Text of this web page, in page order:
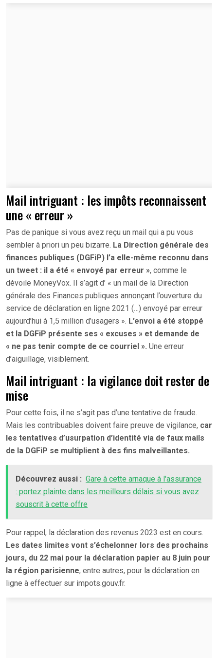
Mail intriguant : les impôts reconnaissent
une « erreur »
Pas de panique si vous avez reçu un mail qui a pu vous
sembler à priori un peu bizarre. La Direction générale des
finances publiques (DGFiP) l’a elle-même reconnu dans
un tweet : il a été « envoyé par erreur », comme le
dévoile MoneyVox. Il s’agit d’ « un mail de la Direction
générale des Finances publiques annonçant l’ouverture du
service de déclaration en ligne 2021 (…) envoyé par erreur
aujourd’hui à 1,5 million d’usagers ». L’envoi a été stoppé
et la DGFiP présente ses « excuses » et demande de
« ne pas tenir compte de ce courriel ». Une erreur
d’aiguillage, visiblement.
Mail intriguant : la vigilance doit rester de
mise
Pour cette fois, il ne s’agit pas d’une tentative de fraude.
Mais les contribuables doivent faire preuve de vigilance, car
les tentatives d’usurpation d’identité via de faux mails
de la DGFiP se multiplient à des fins malveillantes.
Découvrez aussi : Gare à cette arnaque à l'assurance
: portez plainte dans les meilleurs délais si vous avez
souscrit à cette offre
Pour rappel, la déclaration des revenus 2023 est en cours.
Les dates limites vont s’échelonner lors des prochains
jours, du 22 mai pour la déclaration papier au 8 juin pour
la région parisienne, entre autres, pour la déclaration en
ligne à effectuer sur impots.gouv.fr.